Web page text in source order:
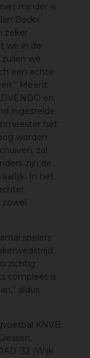
minder is
Backx
zeker
we in de
we
een echte
Meent
en
ingestelde
het
worden
zal
zijn de
In het
zowel
spelers
compleet is
aldus
KNVB:
’32 (Wijk